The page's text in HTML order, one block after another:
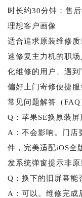
时长约30分钟；售
理想客户画像
适合追求原装维修
速修复主力机的职
化维修的用户、遇
偏好上门寄修便捷服
常见问题解答（FAQ
Q：苹果SE换原装
A：不会影响。门店
件，完美适配iOS全
发系统弹窗提示非原
Q：换下的旧屏幕能
A：可以。维修完成